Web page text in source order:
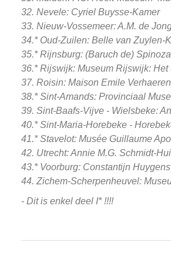
32. Nevele: Cyriel Buysse-Kamer
33. Nieuw-Vossemeer: A.M. de
34.* Oud-Zuilen: Belle van Zuylen-
35.* Rijnsburg: (Baruch de)
36.* Rijswijk: Museum Rijswijk:
37. Roisin: Maison Emile
38.* Sint-Amands: Provinciaal
39. Sint-Baafs-Vijve - Wielsbeke:
40.* Sint-Maria-Horebeke -
41.* Stavelot: Musée Guillaume
42. Utrecht: Annie M.G. Schmidt-
43.* Voorburg: Constantijn
44. Zichem-Scherpenheuvel:
- Dit is enkel deel I*!!!!